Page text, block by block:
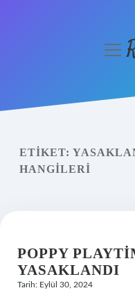
Yasal Uyarı
ETIKET:
HANGILERI
POPPY
YASAKLANDI
Tarih: Eylül 30, 2024